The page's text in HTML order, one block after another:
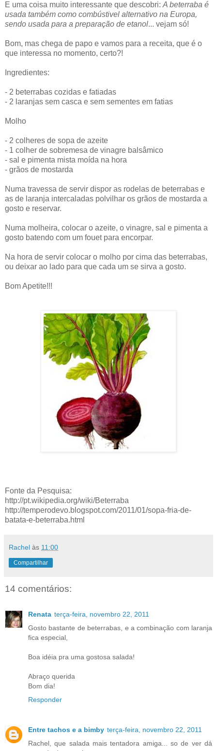
E uma coisa muito interessante que descobri: A beterraba é
usada também como combústivel alternativo na Europa,
sendo usada para a preparação de etanol... vejam só!
Bom, mas chega de papo e vamos para a receita, que é o
que interessa no momento, certo?!
Ingredientes:
- 2 beterrabas cozidas e fatiadas
- 2 laranjas sem casca e sem sementes em fatias
Molho
- 2 colheres de sopa de azeite
- 1 colher de sobremesa de vinagre balsâmico
- sal e pimenta mista moída na hora
- grãos de mostarda
Numa travessa de servir dispor as rodelas de beterrabas e
as de laranja intercaladas polvilhar os grãos de mostarda a
gosto e reservar.
Numa molheira, colocar o azeite, o vinagre, sal e pimenta a
gosto batendo com um fouet para encorpar.
Na hora de servir colocar o molho por cima das beterrabas,
ou deixar ao lado para que cada um se sirva a gosto.
Bom Apetite!!!
Fonte da Pesquisa:
http://pt.wikipedia.org/wiki/Beterraba
http://temperodevo.blogspot.com/2011/01/sopa-fria-de-
batata-e-beterraba.html
Rachel às 11:00
Compartilhar
14 comentários:
Renata terça-feira, novembro 22, 2011
Gosto bastante de beterrabas, e a combinação com laranja
fica especial,
Boa idéia pra uma gostosa salada!
Abraço querida
Bom dia!
Responder
Entre tachos e a bimby terça-feira, novembro 22, 2011
Rachel, que salada mais tentadora amiga... so de ver dá